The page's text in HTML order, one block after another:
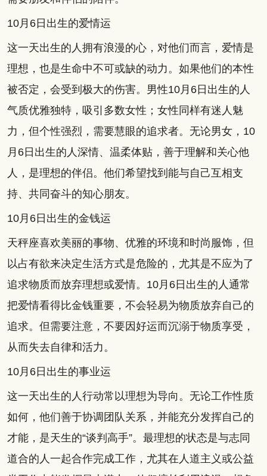
10月6日出生的爱情运
这一天出生的人拥有浪漫的心，对他们而言，爱情是
理想，也是生命中不可或缺的动力。如果他们的本性
被否定，会受到极大的伤害。男性10月6日出生的人
气质优雅独特，吸引多数女性；女性同样有迷人魅
力，但个性强烈，需要慧眼的追求者。无论男女，10
月6日出生的人深情、温柔体贴，善于理解和关心他
人，是理想的伴侣。他们希望找到能与自己互相支
持、共同奋斗的知心朋友。
10月6日出生的金钱运
天秤座喜欢美丽的事物、优雅的环境和时尚服饰，但
以占有欲来决定生活方式是危险的，尤其是不应为了
追求物质而放弃理想或爱情。10月6日出生的人通常
把爱情看得比金钱重要，不会轻易为物质放弃自己的
追求。但需要注意，不要因好运而沉溺于物质享受，
从而失去自律和活力。
10月6日出生的事业运
这一天出生的人行动常以理想为导向。无论工作性质
如何，他们善于协调团队关系，并能充分发挥自己的
才能，是天生的“谈判高手”。最理想的状态是与志同
道合的人一起合作完成工作，尤其在人道主义或公益